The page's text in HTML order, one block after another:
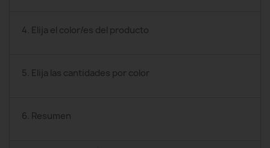
4. Elija el color/es del producto
5. Elija las cantidades por color
6. Resumen